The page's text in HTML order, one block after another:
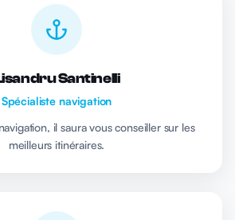
Santinelli
Spécialiste navigation
il saura vous conseiller sur les
meilleurs itinéraires.